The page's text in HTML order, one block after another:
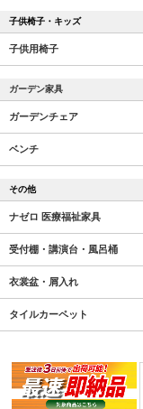
子供椅子・キッズ
子供用椅子
ガーデン家具
ガーデンチェア
ベンチ
その他
ナゼロ 医療福祉家具
受付棚・講演台・風呂桶
衣裳盆・屑入れ
タイルカーペット